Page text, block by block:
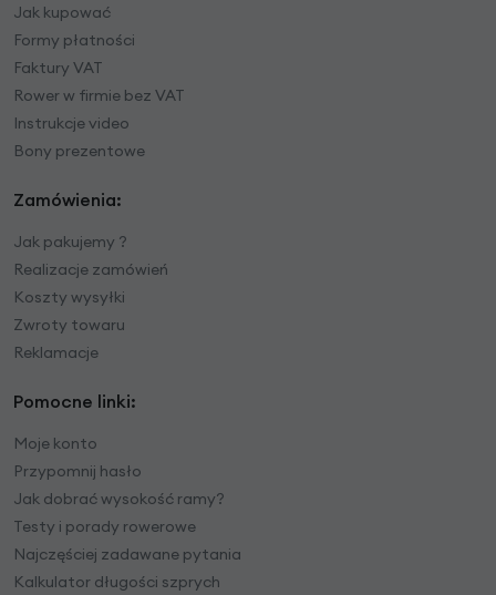
Jak kupować
Formy płatności
Faktury VAT
Rower w firmie bez VAT
Instrukcje video
Bony prezentowe
Zamówienia:
Jak pakujemy ?
Realizacje zamówień
Koszty wysyłki
Zwroty towaru
Reklamacje
Pomocne linki:
Moje konto
Przypomnij hasło
Jak dobrać wysokość ramy?
Testy i porady rowerowe
Najczęściej zadawane pytania
Kalkulator długości szprych